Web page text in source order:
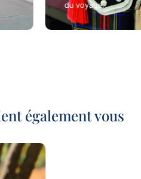
du voyage.
également vous